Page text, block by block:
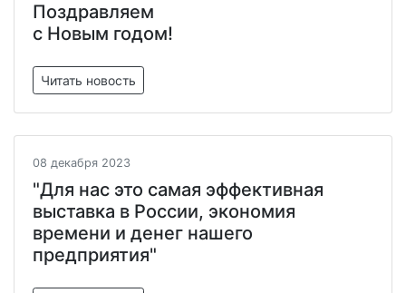
Поздравляем
с Новым годом!
Читать новость
08 декабря 2023
"Для нас это самая эффективная
выставка в России, экономия
времени и денег нашего
предприятия"